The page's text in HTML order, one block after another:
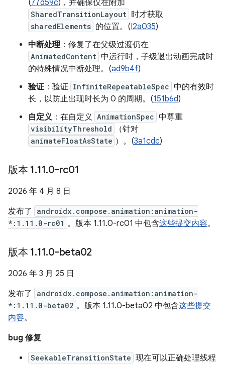
(77d59c)，并确保仅在附加
SharedTransitionLayout 时才获取
sharedElements 的位置。(I2a035)
中断处理：修复了在父级过渡仍在
AnimatedContent 中运行时，子级退出动画完成时
的特殊情况中断处理。(ad9b4f)
验证：验证 InfiniteRepeatableSpec 中的有效时
长，以防止出现时长为 0 的周期。(151b6d)
自定义 ：在自定义 AnimationSpec 中尊重
visibilityThreshold （针对
animateFloatAsState ）。(3a1cdc)
版本 1.11.0-rc01
2026 年 4 月 8 日
发布了
androidx.compose.animation:animation-
*:1.11.0-rc01 。版本 1.11.0-rc01 中包含这些提交内容。
版本 1.11.0-beta02
2026 年 3 月 25 日
发布了
androidx.compose.animation:animation-
*:1.11.0-beta02 。版本 1.11.0-beta02 中包含这些提交
内容。
bug 修复
SeekableTransitionState 现在可以正确处理线程